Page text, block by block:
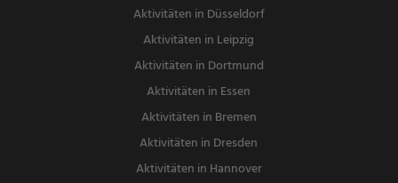
Aktivitäten in Düsseldorf
Aktivitäten in Leipzig
Aktivitäten in Dortmund
Aktivitäten in Essen
Aktivitäten in Bremen
Aktivitäten in Dresden
Aktivitäten in Hannover